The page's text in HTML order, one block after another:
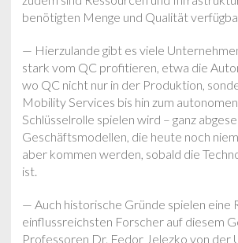
benötigten Menge und Qualität
— Hierzulande gibt es viele
stark vom QC profitieren, etwa die
wo QC nicht nur in der Produktion,
Mobility Services bis hin zum
Schlüsselrolle spielen wird – ganz
Geschäftsmodellen, die heute noch
aber kommen werden, sobald die
ist.
— Auch historische Gründe spielen eine
einflussreichsten Forscher auf diesem
Professoren Dr. Fedor Jelezko von der